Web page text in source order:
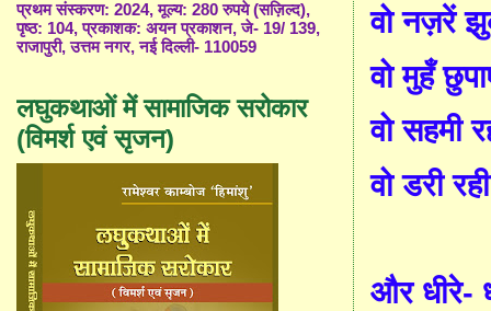
वो नज़रें
वो मुहँ
वो सहमी
वो डरी रही
और धीरे-
प्रथम संस्करण: 2024, मूल्य: 280 रुपये (सज़िल्द),
पृष्ठ: 104, प्रकाशक: अयन प्रकाशन, जे- 19/ 139,
राजापुरी, उत्तम नगर, नई दिल्ली- 110059
लघुकथाओं में सामाजिक सरोकार
(विमर्श एवं सृजन)